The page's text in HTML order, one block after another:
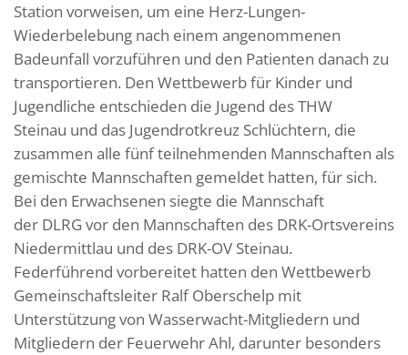
Station vorweisen, um eine Herz-Lungen-
Wiederbelebung nach einem angenommenen
Badeunfall vorzuführen und den Patienten danach zu
transportieren. Den Wettbewerb für Kinder und
Jugendliche entschieden die Jugend des THW
Steinau und das Jugendrotkreuz Schlüchtern, die
zusammen alle fünf teilnehmenden Mannschaften als
gemischte Mannschaften gemeldet hatten, für sich.
Bei den Erwachsenen siegte die Mannschaft
der DLRG vor den Mannschaften des DRK-Ortsvereins
Niedermittlau und des DRK-OV Steinau.
Federführend vorbereitet hatten den Wettbewerb
Gemeinschaftsleiter Ralf Oberschelp mit
Unterstützung von Wasserwacht-Mitgliedern und
Mitgliedern der Feuerwehr Ahl, darunter besonders